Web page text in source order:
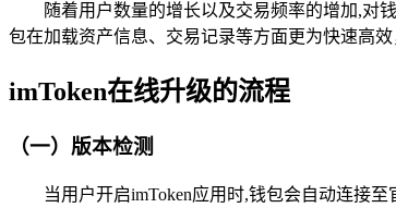
随着用户数量的增长以及交易频率的增加,对
包在加载资产信息、交易记录等方面更为快速高
imToken在线升级的流程
（一）版本检测
当用户开启imToken应用时,钱包会自动连接